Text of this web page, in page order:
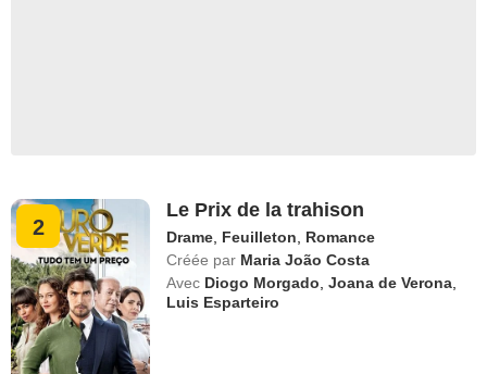
2
Le Prix de la trahison
Drame Feuilleton
Romance
Créée par Maria João Costa
Avec Diogo Morgado ,Joana de Verona
Luis Esparteiro